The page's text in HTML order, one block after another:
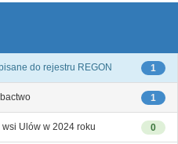
1
do rejestru REGON
1
0
Ulów w 2024 roku